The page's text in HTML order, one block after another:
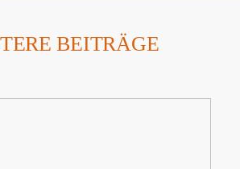
BEITRÄGE